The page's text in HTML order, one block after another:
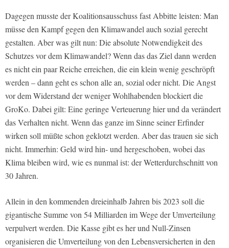
Dagegen musste der Koalitionsausschuss fast Abbitte leisten: Man
müsse den Kampf gegen den Klimawandel auch sozial gerecht
gestalten. Aber was gilt nun: Die absolute Notwendigkeit des
Schutzes vor dem Klimawandel? Wenn das das Ziel dann werden
es nicht ein paar Reiche erreichen, die ein klein wenig geschröpft
werden – dann geht es schon alle an, sozial oder nicht. Die Angst
vor dem Widerstand der weniger Wohlhabenden blockiert die
GroKo. Dabei gilt: Eine geringe Verteuerung hier und da verändert
das Verhalten nicht. Wenn das ganze im Sinne seiner Erfinder
wirken soll müßte schon geklotzt werden. Aber das trauen sie sich
nicht. Immerhin: Geld wird hin- und hergeschoben, wobei das
Klima bleiben wird, wie es nunmal ist: der Wetterdurchschnitt von
30 Jahren.
Allein in den kommenden dreieinhalb Jahren bis 2023 soll die
gigantische Summe von 54 Milliarden im Wege der Umverteilung
verpulvert werden. Die Kasse gibt es her und Null-Zinsen
organisieren die Umverteilung von den Lebensversicherten in den